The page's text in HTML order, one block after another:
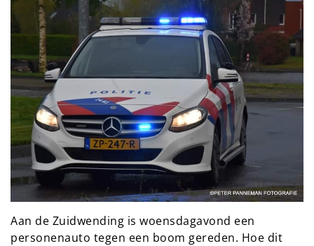
Aan de Zuidwending is woensdagavond een
personenauto tegen een boom gereden. Hoe dit